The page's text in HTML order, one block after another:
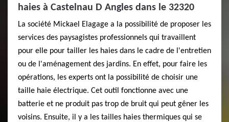
haies à Castelnau D Angles dans le 32320
La société Mickael Elagage a la possibilité de proposer les
services des paysagistes professionnels qui travaillent
pour elle pour tailler les haies dans le cadre de l'entretien
ou de l'aménagement des jardins. En effet, pour faire les
opérations, les experts ont la possibilité de choisir une
taille haie électrique. Cet outil fonctionne avec une
batterie et ne produit pas trop de bruit qui peut gêner les
voisins. Ensuite, il y a les tailles haies thermiques qui se